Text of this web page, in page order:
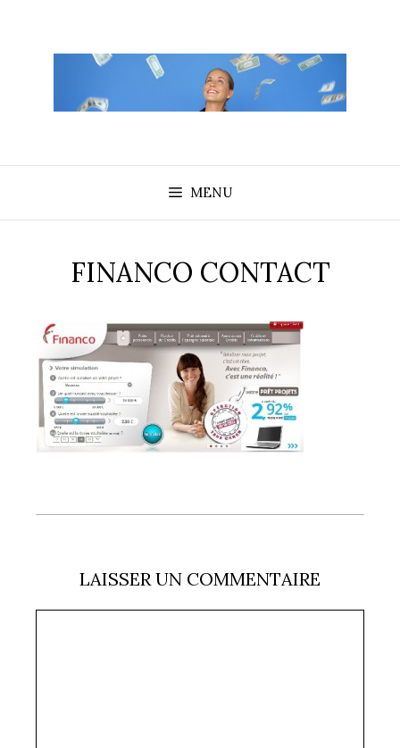
contenu
MENU
FINANCO CONTACT
LAISSER UN COMMENTAIRE